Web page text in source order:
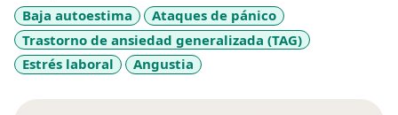
Baja autoestima
Ataques de pánico
Trastorno de ansiedad generalizada (TAG)
Estrés laboral
Angustia